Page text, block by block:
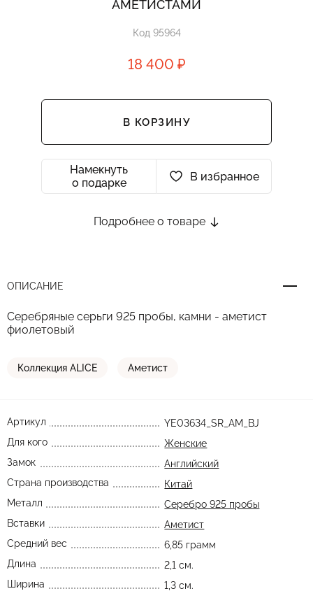
АМЕТИСТАМИ
Код 95964
18 400 ₽
В КОРЗИНУ
Намекнуть
о подарке
В избранное
Подробнее о товаре
ОПИСАНИЕ
Серебряные серьги 925 пробы, камни - аметист
фиолетовый
Коллекция ALICE Аметист
Артикул
YE03634_SR_AM_BJ
Для кого
Женские
Замок
Английский
Страна производства
Китай
Металл
Серебро 925 пробы
Вставки
Аметист
Средний вес
6,85 грамм
Длина
2,1 см.
Ширина
1,3 см.